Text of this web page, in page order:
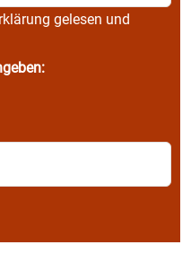
gelesen und